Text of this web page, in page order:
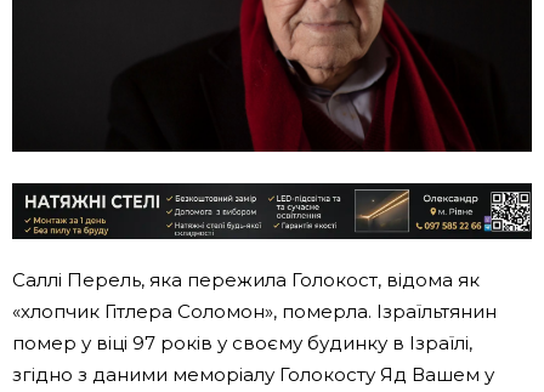
Саллі Перель, яка пережила Голокост, відома як
«хлопчик Гітлера Соломон», померла. Ізраїльтянин
помер у віці 97 років у своєму будинку в Ізраїлі,
згідно з даними меморіалу Голокосту Яд Вашем у